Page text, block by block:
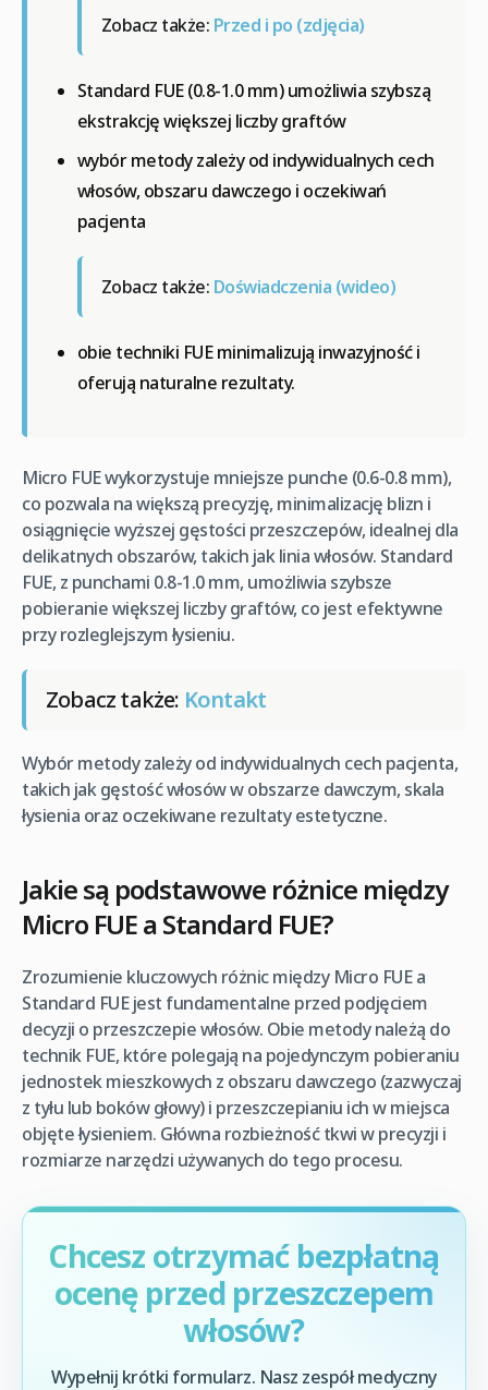
Zobacz także: Przed i po (zdjęcia)
Standard FUE (0.8-1.0 mm) umożliwia szybszą
ekstrakcję większej liczby graftów
wybór metody zależy od indywidualnych cech
włosów, obszaru dawczego i oczekiwań
pacjenta
Zobacz także: Doświadczenia (wideo)
obie techniki FUE minimalizują inwazyjność i
oferują naturalne rezultaty.
Micro FUE wykorzystuje mniejsze punche (0.6-0.8 mm),
co pozwala na większą precyzję, minimalizację blizn i
osiągnięcie wyższej gęstości przeszczepów, idealnej dla
delikatnych obszarów, takich jak linia włosów. Standard
FUE, z punchami 0.8-1.0 mm, umożliwia szybsze
pobieranie większej liczby graftów, co jest efektywne
przy rozleglejszym łysieniu.
Zobacz także: Kontakt
Wybór metody zależy od indywidualnych cech pacjenta,
takich jak gęstość włosów w obszarze dawczym, skala
łysienia oraz oczekiwane rezultaty estetyczne.
Jakie są podstawowe różnice między
Micro FUE a Standard FUE?
Zrozumienie kluczowych różnic między Micro FUE a
Standard FUE jest fundamentalne przed podjęciem
decyzji o przeszczepie włosów. Obie metody należą do
technik FUE, które polegają na pojedynczym pobieraniu
jednostek mieszkowych z obszaru dawczego (zazwyczaj
z tyłu lub boków głowy) i przeszczepianiu ich w miejsca
objęte łysieniem. Główna rozbieżność tkwi w precyzji i
rozmiarze narzędzi używanych do tego procesu.
Chcesz otrzymać bezpłatną
ocenę przed przeszczepem
włosów?
Wypełnij krótki formularz. Nasz zespół medyczny